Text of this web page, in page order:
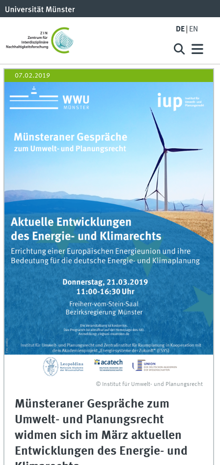
DE EN
07.02.2019
© Institut für Umwelt- und Planungsrecht
Münsteraner Gespräche zum
Umwelt- und Planungsrecht
widmen sich im März aktuellen
Entwicklungen des Energie- und